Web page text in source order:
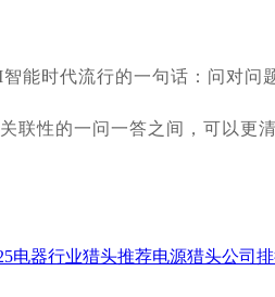
能时代流行的一句话：问对问
联性的一问一答之间，可以更
电器行业猎头推荐电源猎头公司